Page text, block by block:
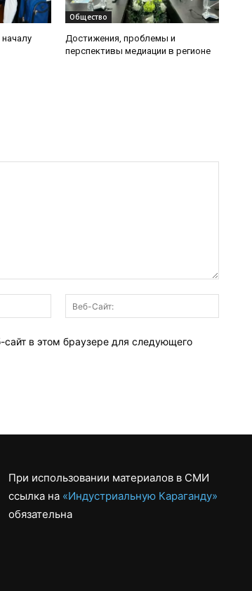
Общество
Достижения, проблемы и
перспективы медиации в регионе
Электронная
почта:*
Сайт:
в этом браузере для следующего
При использовании материалов в СМИ
ссылка на «Индустриальную Караганду»
обязательна